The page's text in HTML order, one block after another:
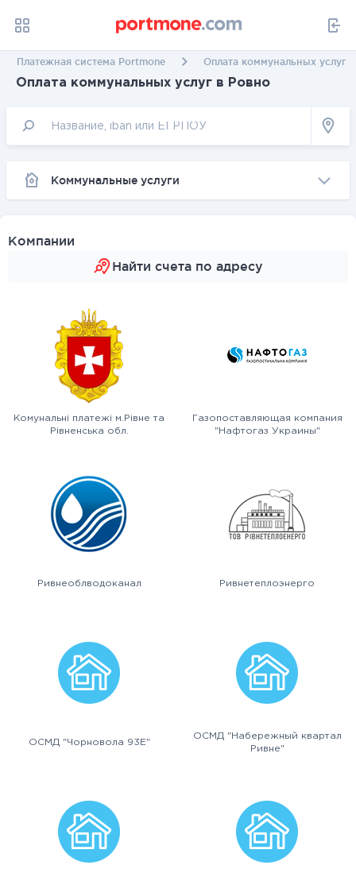
Платежная система Portmone Оплата коммунальных услуг
Оплата коммунальных услуг в Ровно
Коммунальные услуги
Компании
Найти счета по адресу
Комунальні платежі м.Рівне та
Рівненська обл.
Газопоставляющая компания
"Нафтогаз Украины"
Ривнеоблводоканал Ривнетеплоэнерго
ОСМД "Чорновола 93Е"
ОСМД "Набережный квартал
Ривне"